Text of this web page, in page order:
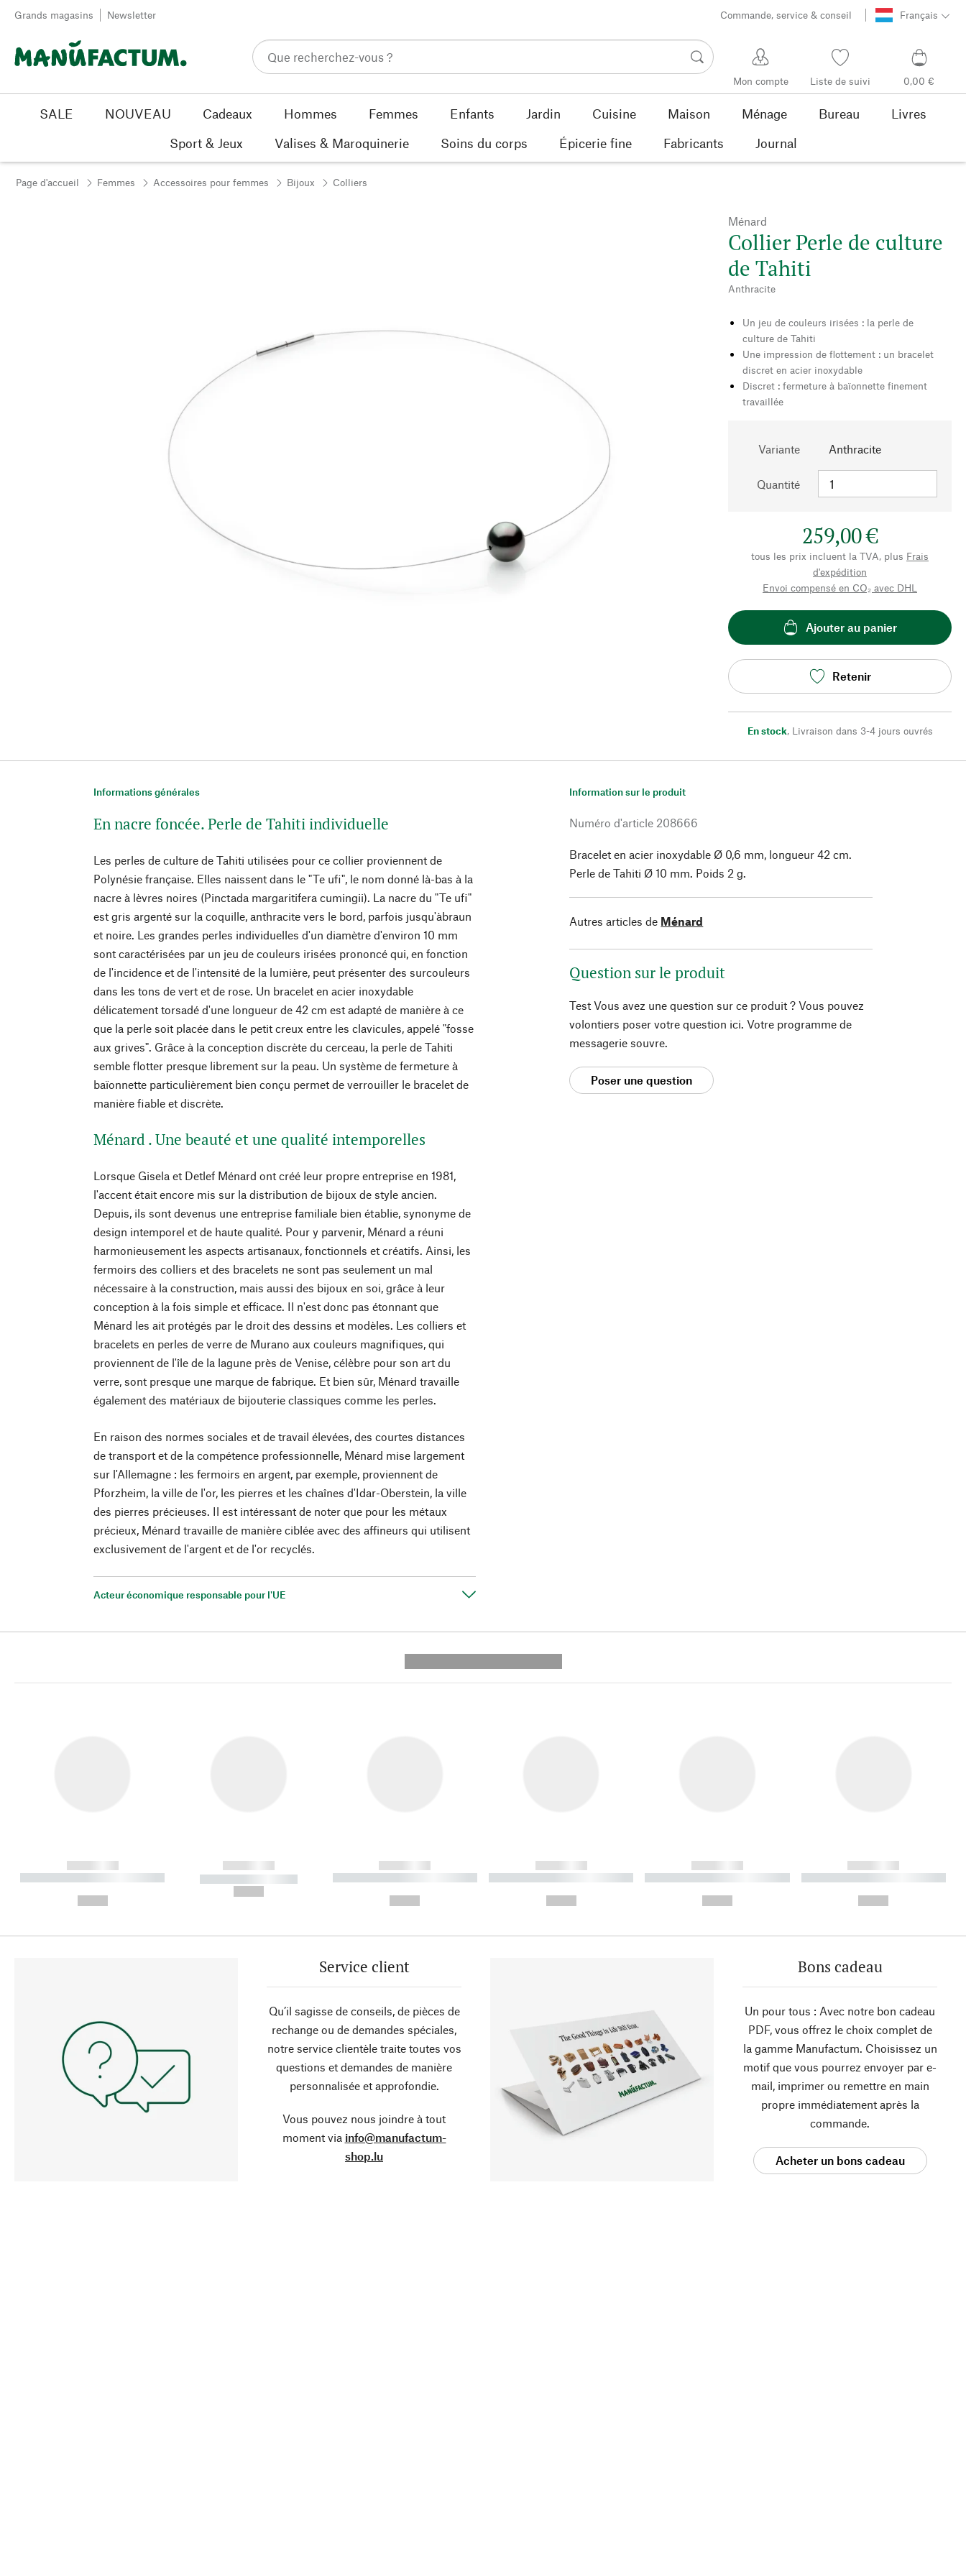
Passer au contenu
Grands magasins Newsletter Commande, service & conseil Français
Mon compte Liste de suivi 0,00 €
SALE NOUVEAU Cadeaux Hommes Femmes Enfants Jardin Cuisine Maison Ménage Bureau
Livres
Sport & Jeux
Valises & Maroquinerie Soins du corps Épicerie fine Fabricants Journal
Page d'accueil Femmes Accessoires pour femmes Bijoux Colliers
Ménard
Collier Perle de culture
de Tahiti
Anthracite
Un jeu de couleurs irisées : la perle de
culture de Tahiti
Une impression de flottement : un bracelet
discret en acier inoxydable
Discret : fermeture à baïonnette finement
travaillée
Variante Anthracite
Quantité
259,00 €
tous les prix incluent la TVA, plus Frais
d'expédition
Envoi compensé en CO₂ avec DHL
Ajouter au panier
Retenir
En stock, Livraison dans 3-4 jours ouvrés
Informations générales
En nacre foncée. Perle de Tahiti individuelle
Les perles de culture de Tahiti utilisées pour ce collier proviennent de
Polynésie française. Elles naissent dans le "Te ufi", le nom donné là-bas à la
nacre à lèvres noires (Pinctada margaritifera cumingii). La nacre du "Te ufi"
est gris argenté sur la coquille, anthracite vers le bord, parfois jusqu'àbraun
et noire. Les grandes perles individuelles d'un diamètre d'environ 10 mm
sont caractérisées par un jeu de couleurs irisées prononcé qui, en fonction
de l'incidence et de l'intensité de la lumière, peut présenter des surcouleurs
dans les tons de vert et de rose. Un bracelet en acier inoxydable
délicatement torsadé d'une longueur de 42 cm est adapté de manière à ce
que la perle soit placée dans le petit creux entre les clavicules, appelé "fosse
aux grives". Grâce à la conception discrète du cerceau, la perle de Tahiti
semble flotter presque librement sur la peau. Un système de fermeture à
baïonnette particulièrement bien conçu permet de verrouiller le bracelet de
manière fiable et discrète.
Ménard . Une beauté et une qualité intemporelles
Lorsque Gisela et Detlef Ménard ont créé leur propre entreprise en 1981,
l'accent était encore mis sur la distribution de bijoux de style ancien.
Depuis, ils sont devenus une entreprise familiale bien établie, synonyme de
design intemporel et de haute qualité. Pour y parvenir, Ménard a réuni
harmonieusement les aspects artisanaux, fonctionnels et créatifs. Ainsi, les
fermoirs des colliers et des bracelets ne sont pas seulement un mal
nécessaire à la construction, mais aussi des bijoux en soi, grâce à leur
conception à la fois simple et efficace. Il n'est donc pas étonnant que
Ménard les ait protégés par le droit des dessins et modèles. Les colliers et
bracelets en perles de verre de Murano aux couleurs magnifiques, qui
proviennent de l'île de la lagune près de Venise, célèbre pour son art du
verre, sont presque une marque de fabrique. Et bien sûr, Ménard travaille
également des matériaux de bijouterie classiques comme les perles.
En raison des normes sociales et de travail élevées, des courtes distances
de transport et de la compétence professionnelle, Ménard mise largement
sur l'Allemagne : les fermoirs en argent, par exemple, proviennent de
Pforzheim, la ville de l'or, les pierres et les chaînes d'Idar-Oberstein, la ville
des pierres précieuses. Il est intéressant de noter que pour les métaux
précieux, Ménard travaille de manière ciblée avec des affineurs qui utilisent
exclusivement de l'argent et de l'or recyclés.
Acteur économique responsable pour l'UE
Information sur le produit
Numéro d'article 208666
Bracelet en acier inoxydable Ø 0,6 mm, longueur 42 cm.
Perle de Tahiti Ø 10 mm. Poids 2 g.
Autres articles de Ménard
Question sur le produit
Test Vous avez une question sur ce produit ? Vous pouvez
volontiers poser votre question ici. Votre programme de
messagerie souvre.
Poser une question
------------
----------- ----------- ----------
------------
----------- -----------
------------
----------- ----------- ----------
------------
----------- ----------- ----------
------------
----------- ----------- ----------
------------
----------- ----------- ----------
Service client
Qu’il sagisse de conseils, de pièces de
rechange ou de demandes spéciales,
notre service clientèle traite toutes vos
questions et demandes de manière
personnalisée et approfondie.
Vous pouvez nous joindre à tout
moment via info@manufactum-
shop.lu
Bons cadeau
Un pour tous : Avec notre bon cadeau
PDF, vous offrez le choix complet de
la gamme Manufactum. Choisissez un
motif que vous pourrez envoyer par e-
mail, imprimer ou remettre en main
propre immédiatement après la
commande.
Acheter un bons cadeau